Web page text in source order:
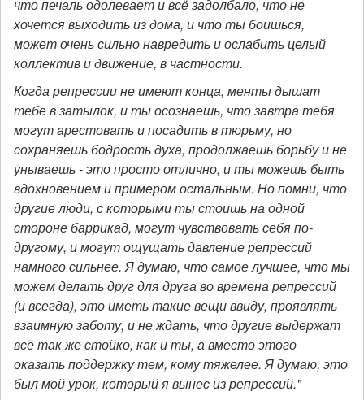
что печаль одолевает и всё задолбало, что не
хочется выходить из дома, и что ты боишься,
может очень сильно навредить и ослабить целый
коллектив и движение, в частности.
Когда репрессии не имеют конца, менты дышат
тебе в затылок, и ты осознаешь, что завтра тебя
могут арестовать и посадить в тюрьму, но
сохраняешь бодрость духа, продолжаешь борьбу и не
унываешь - это просто отлично, и ты можешь быть
вдохновением и примером остальным. Но помни, что
другие люди, с которыми ты стоишь на одной
стороне баррикад, могут чувствовать себя по-
другому, и могут ощущать давление репрессий
намного сильнее. Я думаю, что самое лучшее, что мы
можем делать друг для друга во времена репрессий
(и всегда), это иметь такие вещи ввиду, проявлять
взаимную заботу, и не ждать, что другие выдержат
всё так же стойко, как и ты, а вместо этого
оказать поддержку тем, кому тяжелее. Я думаю, это
был мой урок, который я вынес из репрессий."